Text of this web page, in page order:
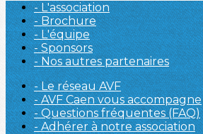
- L'association
- Brochure
- L'équipe
- Sponsors
- Nos autres partenaires
- Le réseau AVF
- AVF Caen vous accompagne
- Questions fréquentes (FAQ)
- Adhérer à notre association